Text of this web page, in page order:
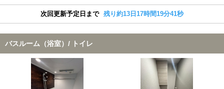
次回更新予定日まで 残り約13日17時間19分41秒
バスルーム（浴室）/ トイレ